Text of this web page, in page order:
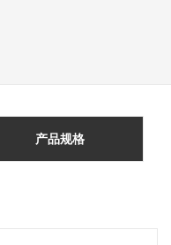
产品规格